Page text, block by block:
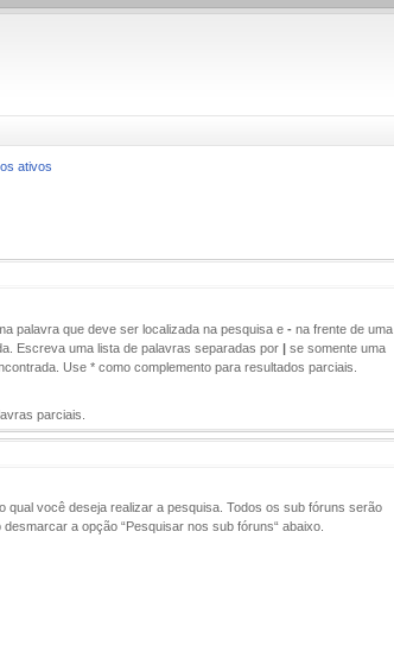
ativos
palavra que deve ser localizada na pesquisa e - na frente de uma
Escreva uma lista de palavras separadas por | se somente uma
Use * como complemento para resultados parciais.
parciais.
qual você deseja realizar a pesquisa. Todos os sub fóruns serão
a opção “Pesquisar nos sub fóruns“ abaixo.